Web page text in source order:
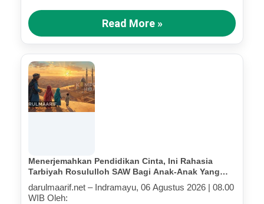
Read More »
Menerjemahkan Pendidikan Cinta, Ini Rahasia
Tarbiyah Rosululloh SAW Bagi Anak-Anak Yang
Terluka (Bagian IV)
darulmaarif.net – Indramayu, 06 Agustus 2026 | 08.00
WIB Oleh: